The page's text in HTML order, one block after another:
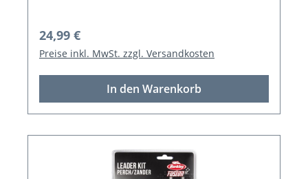
Regulärer Preis:
24,99 €
Preise inkl. MwSt. zzgl. Versandkosten
In den Warenkorb